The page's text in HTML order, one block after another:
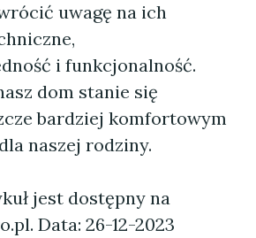
uwagę na ich
i funkcjonalność.
dom stanie się
bardziej komfortowym
naszej rodziny.
jest dostępny na
Data: 26-12-2023